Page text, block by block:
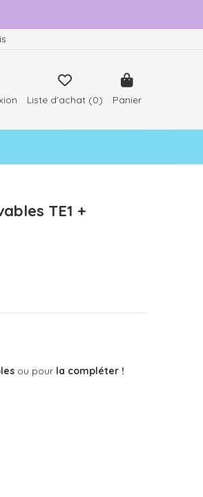
Liste d'achat (0) Panier
TE1 +
ou pour la compléter !